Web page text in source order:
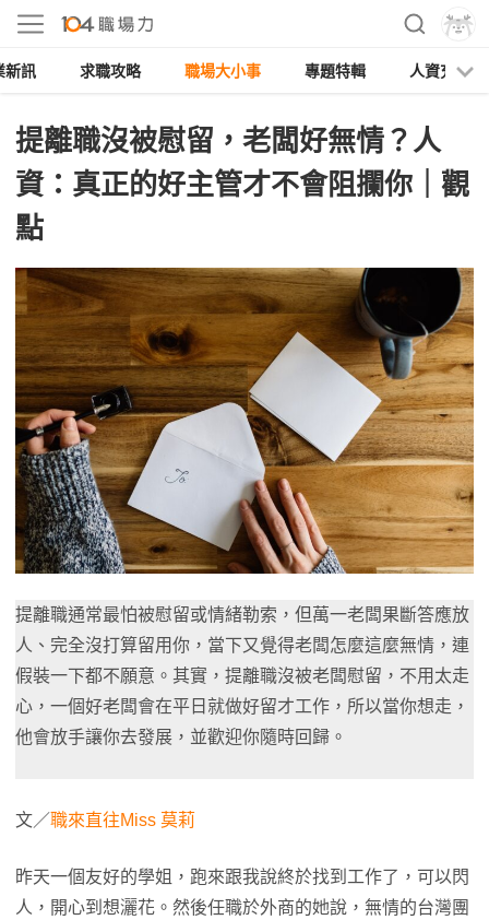
新訊 求職攻略 職場大小事 專題特輯 人資充電
提離職沒被慰留，老闆好無情？人
資：真正的好主管才不會阻攔你｜觀
點
提離職通常最怕被慰留或情緒勒索，但萬一老闆果斷答應放
人、完全沒打算留用你，當下又覺得老闆怎麼這麼無情，連
假裝一下都不願意。其實，提離職沒被老闆慰留，不用太走
心，一個好老闆會在平日就做好留才工作，所以當你想走，
他會放手讓你去發展，並歡迎你隨時回歸。
文／職來直往Miss 莫莉
昨天一個友好的學姐，跑來跟我說終於找到工作了，可以閃
人，開心到想灑花。然後任職於外商的她說，無情的台灣團